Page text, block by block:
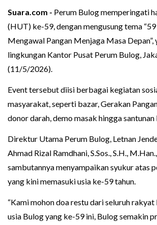
Suara.com - Perum Bulog memperingati
(HUT) ke-59, dengan mengusung tema
Mengawal Pangan Menjaga Masa Depan”,
lingkungan Kantor Pusat Perum Bulog,
(11/5/2026).
Event tersebut diisi berbagai kegiatan
masyarakat, seperti bazar, Gerakan
donor darah, demo masak hingga
Direktur Utama Perum Bulog, Letnan
Ahmad Rizal Ramdhani, S.Sos., S.H.,
sambutannya menyampaikan syukur atas
yang kini memasuki usia ke-59 tahun.
“Kami mohon doa restu dari seluruh rakyat
usia Bulog yang ke-59 ini, Bulog semakin